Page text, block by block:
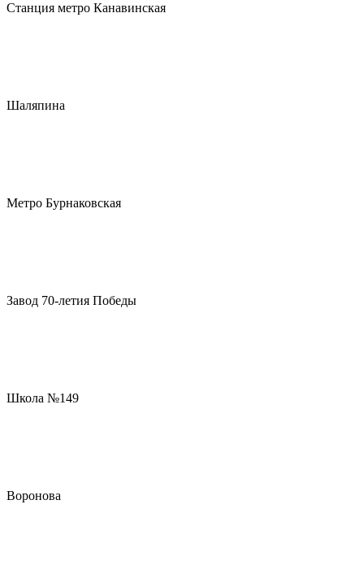
Станция метро Канавинская
Шаляпина
Метро Бурнаковская
Завод 70-летия Победы
Школа №149
Воронова